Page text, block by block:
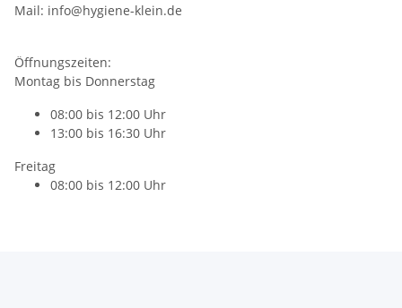
Mail: info@hygiene-klein.de
Öffnungszeiten:
Montag bis Donnerstag
08:00 bis 12:00 Uhr
13:00 bis 16:30 Uhr
Freitag
08:00 bis 12:00 Uhr